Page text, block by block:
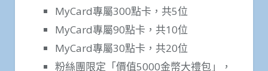
MyCard專屬300點卡，共5位
MyCard專屬90點卡，共10位
MyCard專屬30點卡，共20位
粉絲團限定「價值5000金幣大禮包」，